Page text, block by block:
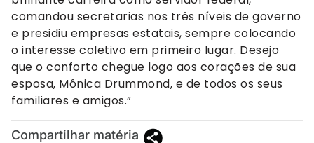
comandou secretarias nos três níveis de governo
e presidiu empresas estatais, sempre colocando
o interesse coletivo em primeiro lugar. Desejo
que o conforto chegue logo aos corações de sua
esposa, Mônica Drummond, e de todos os seus
familiares e amigos.”
Compartilhar matéria